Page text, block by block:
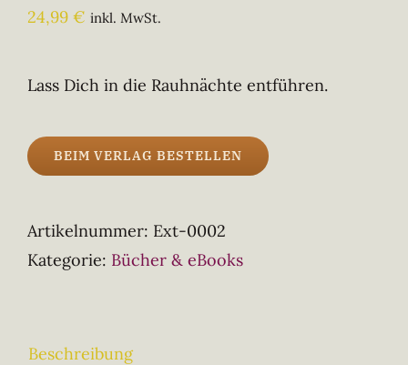
24,99 € inkl. MwSt.
Lass Dich in die Rauhnächte entführen.
BEIM VERLAG BESTELLEN
Artikelnummer: Ext-0002
Kategorie: Bücher & eBooks
Beschreibung